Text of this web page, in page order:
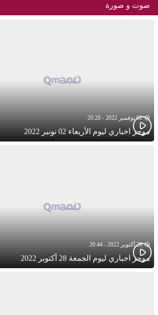
صوت و صورة
02 نوفمبر 2022 - 20:28
موجز اخباري ليوم الأربعاء 02 نونبر 2022
28 أكتوبر 2022 - 20:44
موجز اخباري ليوم الجمعة 28 أكتوبر 2022